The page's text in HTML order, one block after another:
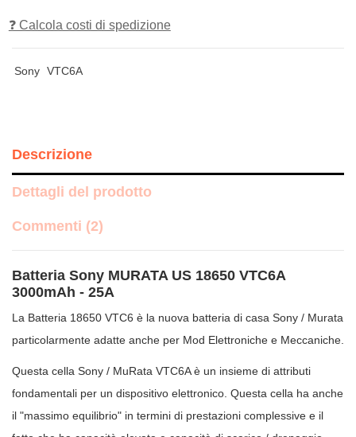
❓ Calcola costi di spedizione
Sony VTC6A
Descrizione
Dettagli del prodotto
Commenti (2)
Batteria Sony MURATA US 18650 VTC6A
3000mAh - 25A
La Batteria 18650 VTC6 è la nuova batteria di casa Sony / Murata
particolarmente adatte anche per Mod Elettroniche e Meccaniche.
Questa cella Sony / MuRata VTC6A è un insieme di attributi
fondamentali per un dispositivo elettronico. Questa cella ha anche
il "massimo equilibrio" in termini di prestazioni complessive e il